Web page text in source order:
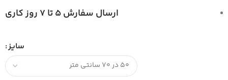
ارسال سفارش 5 تا 7 روز کاری
سایز